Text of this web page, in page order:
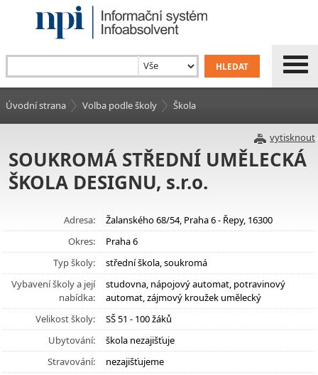
Úvodní strana Volba podle školy Škola
vytisknout
SOUKROMÁ STŘEDNÍ UMĚLECKÁ
ŠKOLA DESIGNU, s.r.o.
Adresa:
Žalanského 68/54, Praha 6 - Řepy, 16300
Okres:
Praha 6
Typ školy:
střední škola, soukromá
Vybavení školy a její
nabídka:
studovna, nápojový automat, potravinový
automat, zájmový kroužek umělecký
Velikost školy:
SŠ 51 - 100 žáků
Ubytování:
škola nezajišťuje
Stravování:
nezajišťujeme